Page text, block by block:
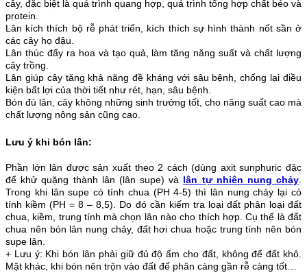
cây, đặc biệt là quá trình quang hợp, quá trình tổng hợp chất béo và
protein.
Lân kích thích bộ rễ phát triển, kích thích sự hình thành nốt sần ở
các cây họ đậu.
Lân thúc đẩy ra hoa và tạo quả, làm tăng năng suất và chất lượng
cây trồng.
Lân giúp cây tăng khả năng đề kháng với sâu bệnh, chống lại điều
kiện bất lợi của thời tiết như rét, hạn, sâu bệnh.
Bón đủ lân, cây không những sinh trưởng tốt, cho năng suất cao mà
chất lượng nông sản cũng cao.
Lưu ý khi bón lân:
Phần lớn lân được sản xuất theo 2 cách (dùng axit sunphuric đặc
để khử quặng thành lân (lân supe) và lân tự nhiên nung chảy.
Trong khi lân supe có tính chua (PH 4-5) thì lân nung chảy lại có
tính kiềm (PH = 8 – 8,5). Do đó cần kiếm tra loại đất phân loại đất
chua, kiềm, trung tính mà chọn lân nào cho thích hợp. Cụ thể là đất
chua nên bón lân nung chảy, đất hơi chua hoặc trung tính nên bón
supe lân.
+ Lưu ý: Khi bón lân phải giữ đủ độ ẩm cho đất, không để đất khô.
Mặt khác, khi bón nên trộn vào đất để phân càng gần rễ càng tốt…